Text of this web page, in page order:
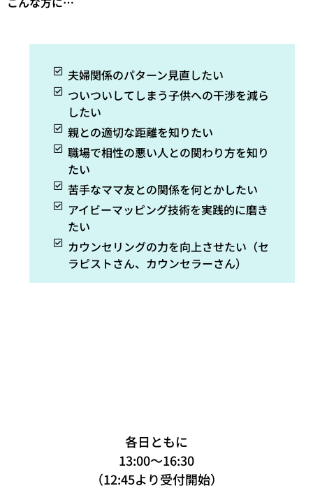
夫婦関係のパターン見直したい
ついついしてしまう子供への干渉を減ら
したい
親との適切な距離を知りたい
職場で相性の悪い人との関わり方を知り
たい
苦手なママ友との関係を何とかしたい
アイビーマッピング技術を実践的に磨き
たい
カウンセリングの力を向上させたい（セ
ラピストさん、カウンセラーさん）
各日ともに
13:00～16:30
（12:45より受付開始）